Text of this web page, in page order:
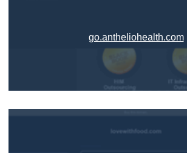
go.antheliohealth.com